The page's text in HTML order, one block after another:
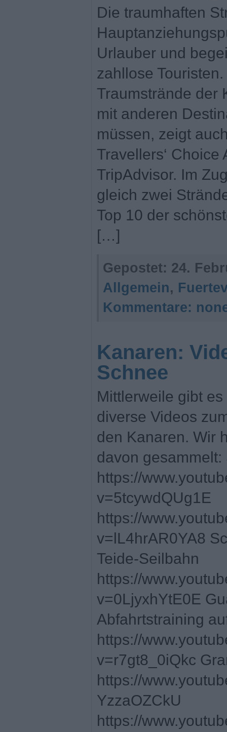
Die traumhaften
Urlauber und
zahllose
Traumstrände der
mit anderen
müssen, zeigt
Travellers‘
TripAdvisor. Im
gleich zwei
Top 10 der
[…]
Gepostet: 24.
Allgemein,
Kommentare:
Kanaren:
Schnee
Mittlerweile gibt
diverse Videos
den Kanaren. Wir
davon gesammelt:
https://
v=5tcywdQUg1E
https://
v=lL4hrAR0YA8
Teide-Seilbahn
https://
v=0LjyxhYtE0E
Abfahrtstraining
https://
v=r7gt8_0iQkc
https://
YzzaOZCkU
https://